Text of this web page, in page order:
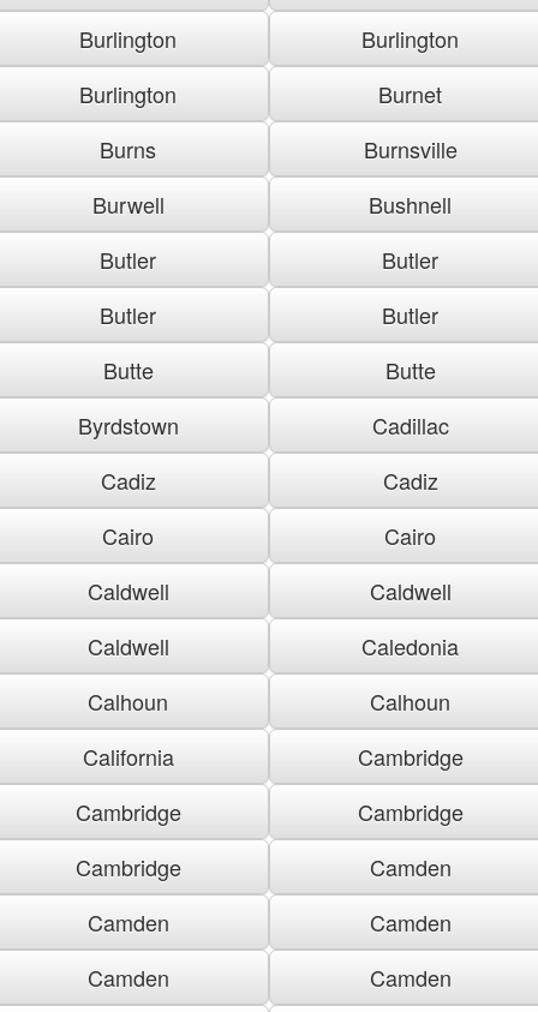
Burlington
Burlington
Burlington
Burnet
Burns
Burnsville
Burwell
Bushnell
Butler
Butler
Butler
Butler
Butte
Butte
Byrdstown
Cadillac
Cadiz
Cadiz
Cairo
Cairo
Caldwell
Caldwell
Caldwell
Caledonia
Calhoun
Calhoun
California
Cambridge
Cambridge
Cambridge
Cambridge
Camden
Camden
Camden
Camden
Camden